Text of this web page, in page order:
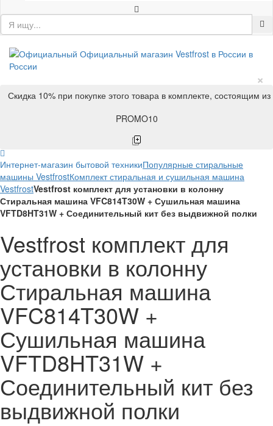
×
Скидка 10% при покупке этого товара в комплекте, состоящим
PROMO10
Интернет-магазин бытовой техникиПопулярные стиральные
машины VestfrostКомплект стиральная и сушильная машина
VestfrostVestfrost комплект для установки в колонну
Стиральная машина VFC814T30W + Сушильная машина
VFTD8HT31W + Соединительный кит без выдвижной полки
Vestfrost комплект для
установки в колонну
Стиральная машина
VFC814T30W +
Сушильная машина
VFTD8HT31W +
Соединительный кит без
выдвижной полки